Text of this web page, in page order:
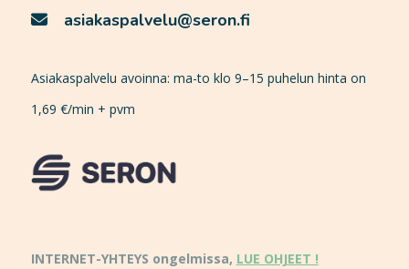
asiakaspalvelu@seron.fi
Asiakaspalvelu avoinna: ma-to klo 9–15 puhelun hinta on
1,69 €/min + pvm
INTERNET-YHTEYS ongelmissa, LUE OHJEET !